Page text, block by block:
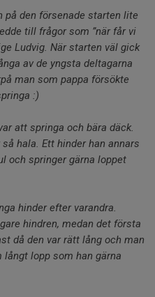
på den försenade starten lite
till frågor som ”när får vi
Ludvig. När starten väl gick
av de yngsta deltagarna
man som pappa försökte
:)
att springa och bära däck.
hala. Ett hinder han annars
och springer gärna loppet
hinder efter varandra.
hindren, medan det första
då den var rätt lång och man
långt lopp som han gärna